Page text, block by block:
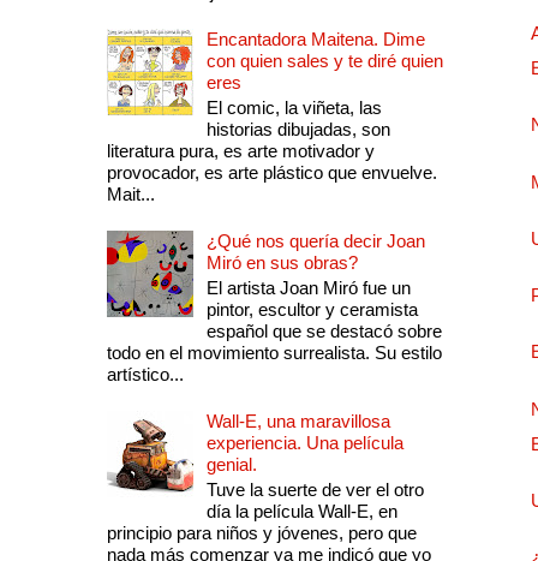
Encantadora Maitena. Dime
con quien sales y te diré quien
eres
El comic, la viñeta, las
historias dibujadas, son
literatura pura, es arte motivador y
provocador, es arte plástico que envuelve.
Mait...
¿Qué nos quería decir Joan
Miró en sus obras?
El artista Joan Miró fue un
pintor, escultor y ceramista
español que se destacó sobre
todo en el movimiento surrealista. Su estilo
artístico...
Wall-E, una maravillosa
experiencia. Una película
genial.
Tuve la suerte de ver el otro
día la película Wall-E, en
principio para niños y jóvenes, pero que
nada más comenzar ya me indicó que yo